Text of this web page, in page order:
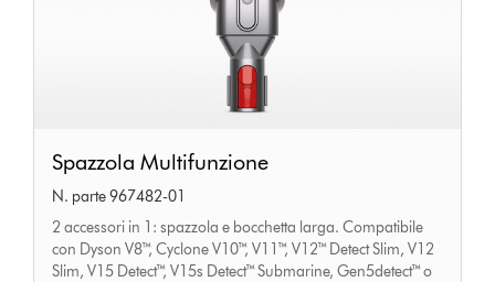
Multifunzione
Spazzola Multifunzione
N. parte 967482-01
2 accessori in 1: spazzola e bocchetta larga. Compatibile
con Dyson V8™, Cyclone V10™, V11™, V12™ Detect Slim, V12
Slim, V15 Detect™, V15s Detect™ Submarine, Gen5detect™ o